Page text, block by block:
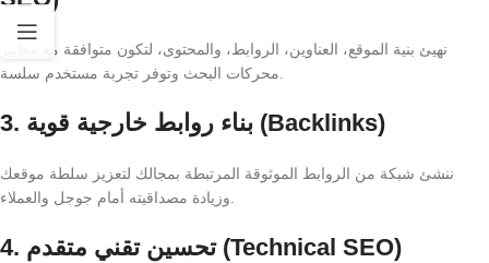
نهيئ بنية الموقع، العناوين، الروابط، والمحتوى، لتكون متوافقة مع معايير
3. بناء روابط خارجية قوية (Backlinks)
ننشئ شبكة من الروابط الموثوقة المرتبطة بمجالك لتعزيز سلطة موقعك
4. تحسين تقني متقدم (Technical SEO)